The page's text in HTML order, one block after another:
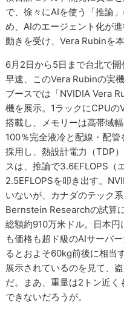
で、徐々にAIを使う「推論
め、AIのエージェント化が
動きを受け、Vera Rubinを本
6月2日から5日まで台北で
早速、このVera Rubinの実
ブースでは「NVIDIA Vera
機を展示。1ラックにCPU
搭載し、メモリーは高帯域
100％完全液冷と配線・配
採用し、熱設計電力（TDP
スは、推論で3.6EFLOPS（
2.5EFLOPSを叩き出す。
いないが、カナダのテック
Bernstein Researchの試算
総額約910万米ドル。日本
も価格も超ド級のAIサーバ
るとおよそ60kg前後に相当
展示されているのを見て、
だ。まあ、重量は2トン近
できないだろうが。